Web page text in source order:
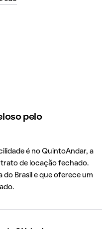
pelo
é no QuintoAndar, a
de locação fechado.
do Brasil e que oferece um